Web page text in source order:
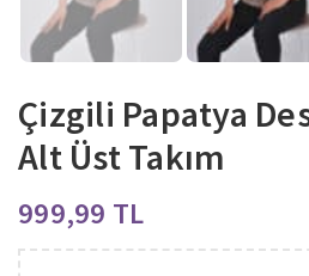
Çizgili Papatya
Alt Üst Takım
TL